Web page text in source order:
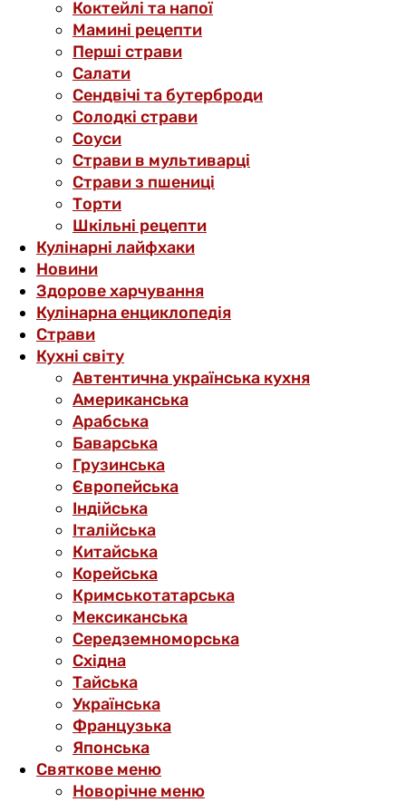
Коктейлі та напої
Мамині рецепти
Перші страви
Салати
Сендвічі та бутерброди
Солодкі страви
Соуси
Страви в мультиварці
Страви з пшениці
Торти
Шкільні рецепти
Кулінарні лайфхаки
Новини
Здорове харчування
Кулінарна енциклопедія
Страви
Кухні світу
Автентична українська кухня
Американська
Арабська
Баварська
Грузинська
Європейська
Індійська
Італійська
Китайська
Корейська
Кримськотатарська
Мексиканська
Середземноморська
Східна
Тайська
Українська
Французька
Японська
Святкове меню
Новорічне меню